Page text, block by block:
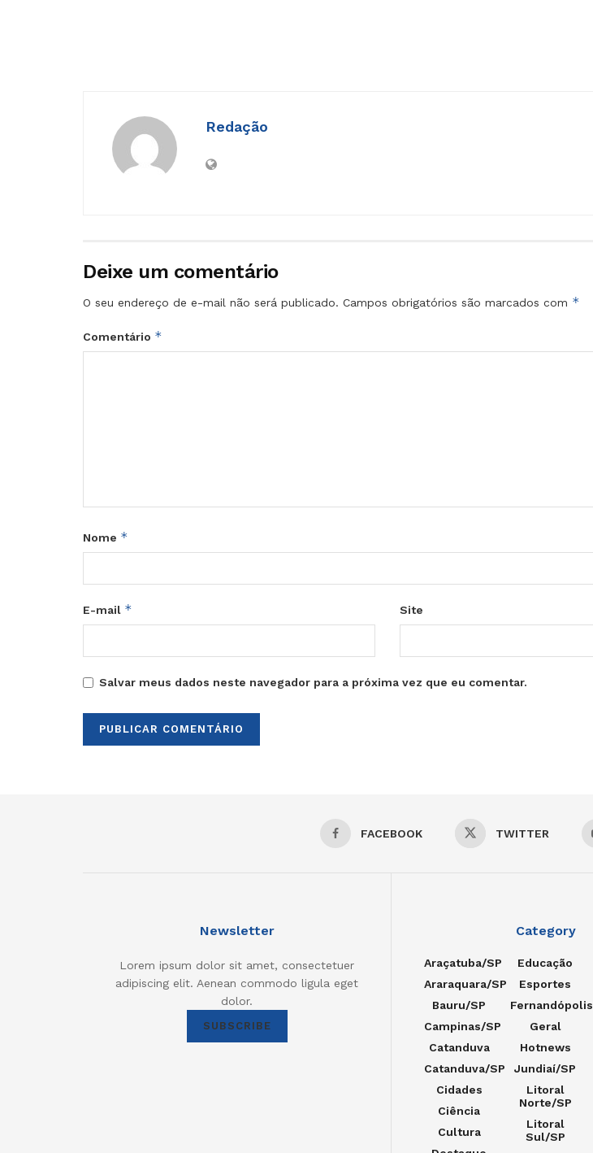
Redação
Deixe um comentário
O seu endereço de e-mail não será publicado. Campos obrigatórios são marcados com *
Comentário *
Nome *
E-mail * Site
Salvar meus dados neste navegador para a próxima vez que eu comentar.
FACEBOOK TWITTER
Newsletter
Lorem ipsum dolor sit amet, consectetuer
adipiscing elit. Aenean commodo ligula eget
dolor.
SUBSCRIBE
Category
Araçatuba/SP
Araraquara/SP
Bauru/SP
Campinas/SP
Catanduva
Catanduva/SP
Cidades
Ciência
Cultura
Educação
Esportes
Fernandópolis
Geral
Hotnews
Jundiaí/SP
Litoral
Norte/SP
Litoral
Sul/SP